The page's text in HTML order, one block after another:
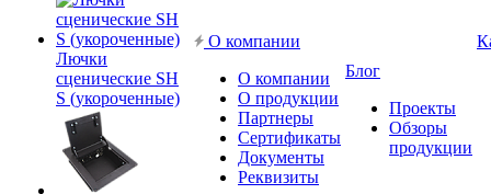
Лючки
сценические SH
S (укороченные)
О компании
О компании
О продукции
Партнеры
Сертификаты
Документы
Реквизиты
Блог
Проекты
Обзоры
продукции